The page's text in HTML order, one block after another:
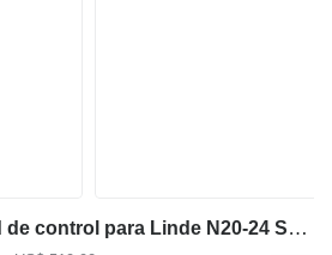
Linde 242161 unidad de control para Linde N20-24 Series 132 preparador de pedidos